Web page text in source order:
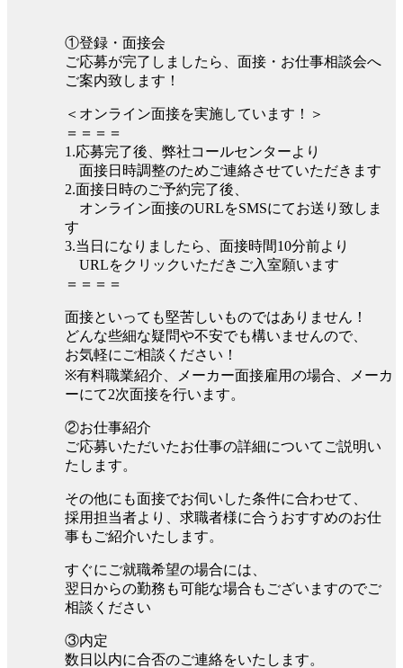
①登録・面接会
ご応募が完了しましたら、面接・お仕事相談会へ
ご案内致します！
＜オンライン面接を実施しています！＞
＝＝＝＝
1.応募完了後、弊社コールセンターより
面接日時調整のためご連絡させていただきます
2.面接日時のご予約完了後、
オンライン面接のURLをSMSにてお送り致しま
す
3.当日になりましたら、面接時間10分前より
URLをクリックいただきご入室願います
＝＝＝＝
面接といっても堅苦しいものではありません！
どんな些細な疑問や不安でも構いませんので、
お気軽にご相談ください！
※有料職業紹介、メーカー面接雇用の場合、メーカ
ーにて2次面接を行います。
②お仕事紹介
ご応募いただいたお仕事の詳細についてご説明い
たします。
その他にも面接でお伺いした条件に合わせて、
採用担当者より、求職者様に合うおすすめのお仕
事もご紹介いたします。
すぐにご就職希望の場合には、
翌日からの勤務も可能な場合もございますのでご
相談ください
③内定
数日以内に合否のご連絡をいたします。